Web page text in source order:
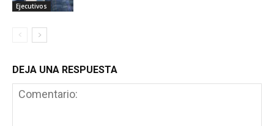
Ejecutivos
DEJA UNA RESPUESTA